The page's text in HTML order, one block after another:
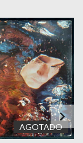
AGOTADO